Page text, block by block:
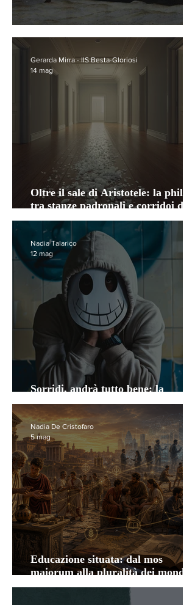
La meditazione del tempo
Oltre il sale di Aristotele: la philía
tra stanze padronali e corridoi di
passaggio
Gerarda Mirra - IIS Besta-Gloriosi
14 mag
Sorridi, andrà tutto bene: la
trappola della positività tossica
Nadia Talarico
12 mag
Educazione situata: dal mos
maiorum alla pluralità dei mondi
epistemici
Nadia De Cristofaro
5 mag